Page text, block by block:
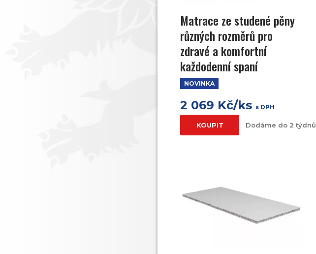
Matrace ze studené pěny
různých rozměrů pro
zdravé a komfortní
každodenní spaní
NOVINKA
2 069 Kč/ks s DPH
KOUPIT Dodáme do 2 týdnů